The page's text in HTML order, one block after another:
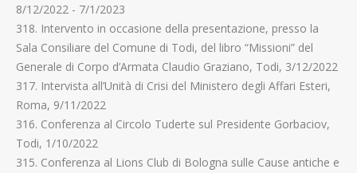
8/12/2022 - 7/1/2023
318. Intervento in occasione della presentazione, presso la
Sala Consiliare del Comune di Todi, del libro “Missioni” del
Generale di Corpo d’Armata Claudio Graziano, Todi, 3/12/2022
317. Intervista all’Unità di Crisi del Ministero degli Affari Esteri,
Roma, 9/11/2022
316. Conferenza al Circolo Tuderte sul Presidente Gorbaciov,
Todi, 1/10/2022
315. Conferenza al Lions Club di Bologna sulle Cause antiche e